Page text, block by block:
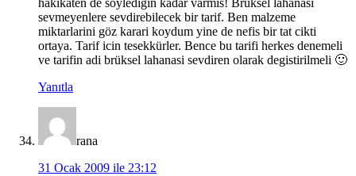
hakikaten de söyledigin kadar varmis! Brüksel lahanasi
sevmeyenlere sevdirebilecek bir tarif. Ben malzeme
miktarlarini göz karari koydum yine de nefis bir tat cikti
ortaya. Tarif icin tesekkürler. Bence bu tarifi herkes denemeli
ve tarifin adi brüksel lahanasi sevdiren olarak degistirilmeli 🙂
Yanıtla
rana
31 Ocak 2009 ile 23:12